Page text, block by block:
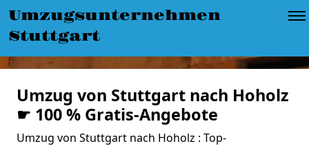
Umzugsunternehmen
Stuttgart
Umzug von Stuttgart nach Hoholz
☛ 100 % Gratis-Angebote
Umzug von Stuttgart nach Hoholz : Top-